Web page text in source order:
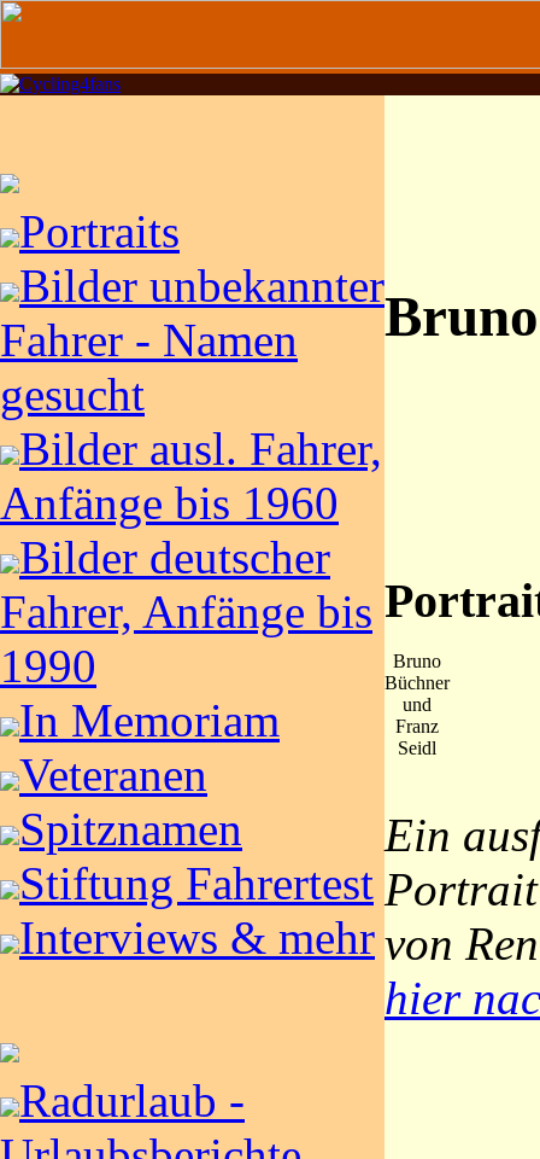
Portraits
Bilder unbekannter
Fahrer - Namen
gesucht
Bilder ausl. Fahrer,
Anfänge bis 1960
Bilder deutscher
Fahrer, Anfänge bis
1990
In Memoriam
Veteranen
Spitznamen
Stiftung Fahrertest
Interviews & mehr
Radurlaub -
Bruno
Büchner
und
Franz
Seidl
Ein
von
hier